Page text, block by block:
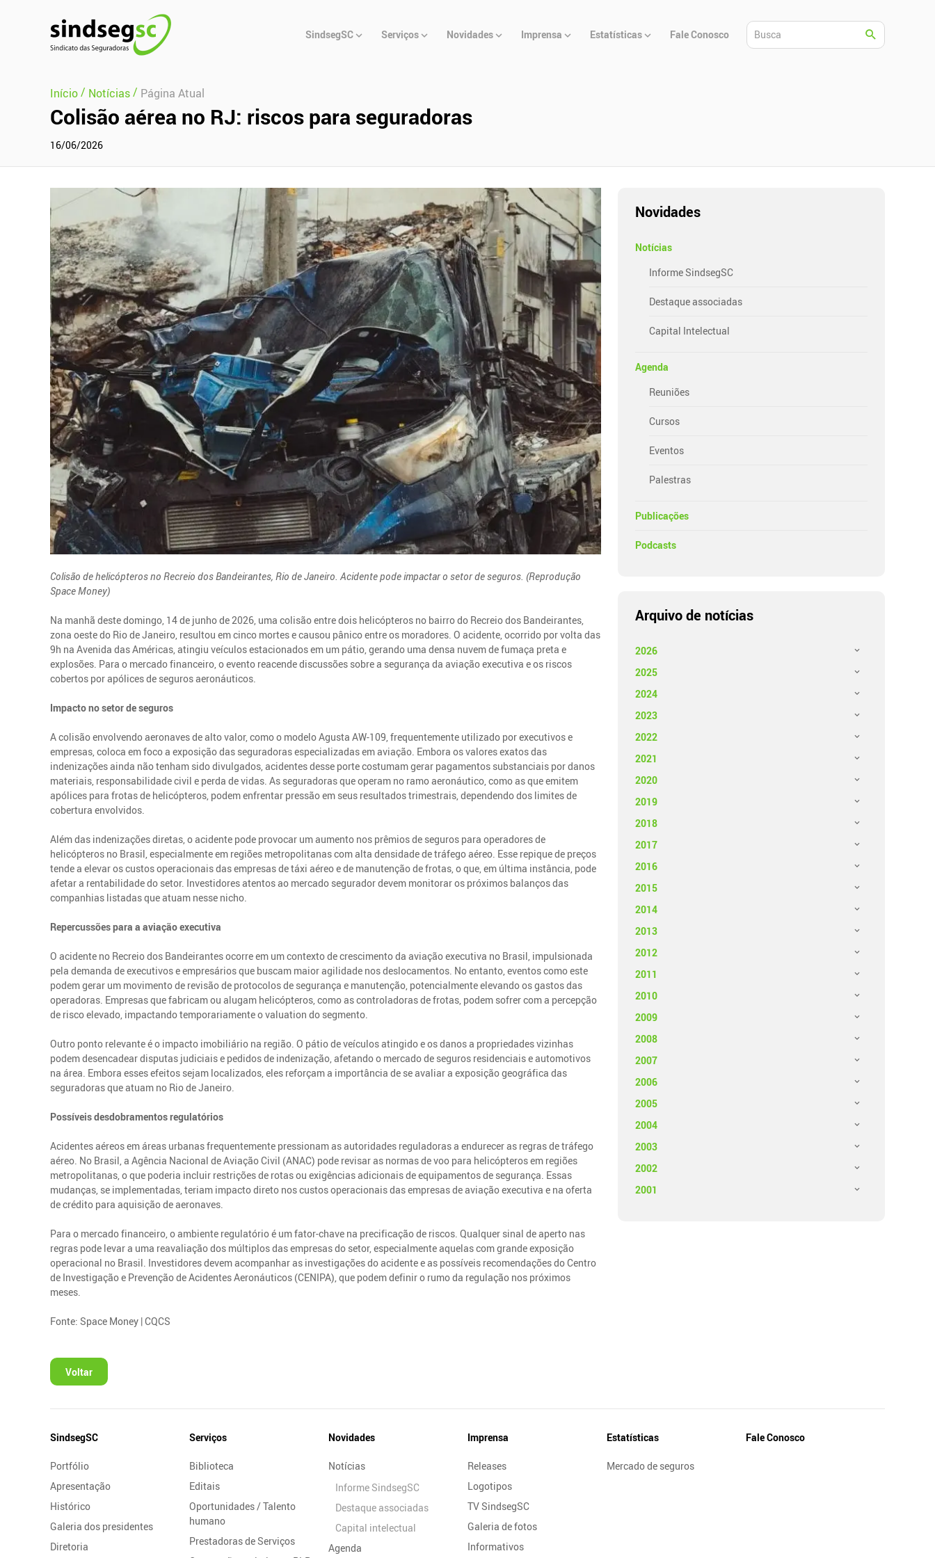
Principal
SindsegSC Serviços Novidades Imprensa Estatísticas Fale Conosco
Início/ Notícias/ Página Atual
Colisão aérea no RJ: riscos para seguradoras
16/06/2026
Colisão de helicópteros no Recreio dos Bandeirantes, Rio de Janeiro. Acidente pode impactar o setor de seguros. (Reprodução
Space Money)
Na manhã deste domingo, 14 de junho de 2026, uma colisão entre dois helicópteros no bairro do Recreio dos Bandeirantes,
zona oeste do Rio de Janeiro, resultou em cinco mortes e causou pânico entre os moradores. O acidente, ocorrido por volta das
9h na Avenida das Américas, atingiu veículos estacionados em um pátio, gerando uma densa nuvem de fumaça preta e
explosões. Para o mercado financeiro, o evento reacende discussões sobre a segurança da aviação executiva e os riscos
cobertos por apólices de seguros aeronáuticos.
Impacto no setor de seguros
A colisão envolvendo aeronaves de alto valor, como o modelo Agusta AW-109, frequentemente utilizado por executivos e
empresas, coloca em foco a exposição das seguradoras especializadas em aviação. Embora os valores exatos das
indenizações ainda não tenham sido divulgados, acidentes desse porte costumam gerar pagamentos substanciais por danos
materiais, responsabilidade civil e perda de vidas. As seguradoras que operam no ramo aeronáutico, como as que emitem
apólices para frotas de helicópteros, podem enfrentar pressão em seus resultados trimestrais, dependendo dos limites de
cobertura envolvidos.
Além das indenizações diretas, o acidente pode provocar um aumento nos prêmios de seguros para operadores de
helicópteros no Brasil, especialmente em regiões metropolitanas com alta densidade de tráfego aéreo. Esse repique de preços
tende a elevar os custos operacionais das empresas de táxi aéreo e de manutenção de frotas, o que, em última instância, pode
afetar a rentabilidade do setor. Investidores atentos ao mercado segurador devem monitorar os próximos balanços das
companhias listadas que atuam nesse nicho.
Repercussões para a aviação executiva
O acidente no Recreio dos Bandeirantes ocorre em um contexto de crescimento da aviação executiva no Brasil, impulsionada
pela demanda de executivos e empresários que buscam maior agilidade nos deslocamentos. No entanto, eventos como este
podem gerar um movimento de revisão de protocolos de segurança e manutenção, potencialmente elevando os gastos das
operadoras. Empresas que fabricam ou alugam helicópteros, como as controladoras de frotas, podem sofrer com a percepção
de risco elevado, impactando temporariamente o valuation do segmento.
Outro ponto relevante é o impacto imobiliário na região. O pátio de veículos atingido e os danos a propriedades vizinhas
podem desencadear disputas judiciais e pedidos de indenização, afetando o mercado de seguros residenciais e automotivos
na área. Embora esses efeitos sejam localizados, eles reforçam a importância de se avaliar a exposição geográfica das
seguradoras que atuam no Rio de Janeiro.
Possíveis desdobramentos regulatórios
Acidentes aéreos em áreas urbanas frequentemente pressionam as autoridades reguladoras a endurecer as regras de tráfego
aéreo. No Brasil, a Agência Nacional de Aviação Civil (ANAC) pode revisar as normas de voo para helicópteros em regiões
metropolitanas, o que poderia incluir restrições de rotas ou exigências adicionais de equipamentos de segurança. Essas
mudanças, se implementadas, teriam impacto direto nos custos operacionais das empresas de aviação executiva e na oferta
de crédito para aquisição de aeronaves.
Para o mercado financeiro, o ambiente regulatório é um fator-chave na precificação de riscos. Qualquer sinal de aperto nas
regras pode levar a uma reavaliação dos múltiplos das empresas do setor, especialmente aquelas com grande exposição
operacional no Brasil. Investidores devem acompanhar as investigações do acidente e as possíveis recomendações do Centro
de Investigação e Prevenção de Acidentes Aeronáuticos (CENIPA), que podem definir o rumo da regulação nos próximos
meses.
Fonte: Space Money | CQCS
Voltar
Novidades
Notícias
Informe SindsegSC
Destaque associadas
Capital Intelectual
Agenda
Reuniões
Cursos
Eventos
Palestras
Publicações
Podcasts
Arquivo de notícias
2026
2025
2024
2023
2022
2021
2020
2019
2018
2017
2016
2015
2014
2013
2012
2011
2010
2009
2008
2007
2006
2005
2004
2003
2002
2001
Mapa
Site
SindsegSC
Portfólio
Apresentação
Histórico
Galeria dos presidentes
Diretoria
Serviços
Biblioteca
Editais
Oportunidades / Talento
humano
Prestadoras de Serviços
Novidades
Notícias
Informe SindsegSC
Destaque associadas
Capital intelectual
Agenda
Imprensa
Releases
Logotipos
TV SindsegSC
Galeria de fotos
Informativos
Estatísticas
Mercado de seguros
Fale Conosco